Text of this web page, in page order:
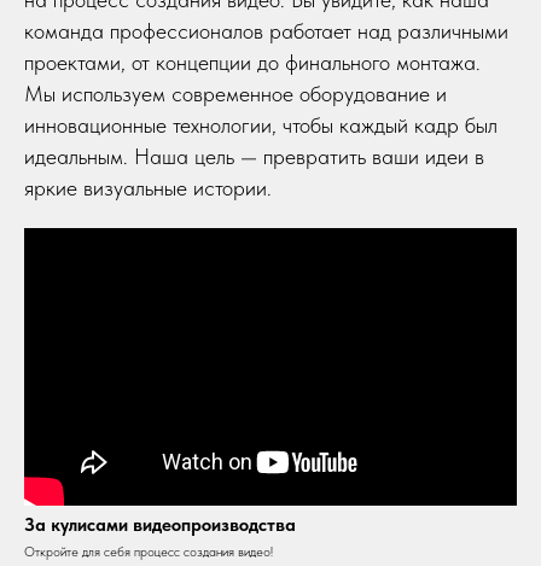
команда профессионалов работает над различными
проектами, от концепции до финального монтажа.
Мы используем современное оборудование и
инновационные технологии, чтобы каждый кадр был
идеальным. Наша цель — превратить ваши идеи в
яркие визуальные истории.
За кулисами видеопроизводства
Откройте для себя процесс создания видео!